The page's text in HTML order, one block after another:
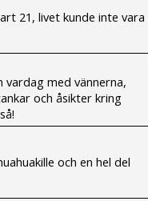
21, livet kunde inte vara
vardag med vännerna,
och åsikter kring
och en hel del